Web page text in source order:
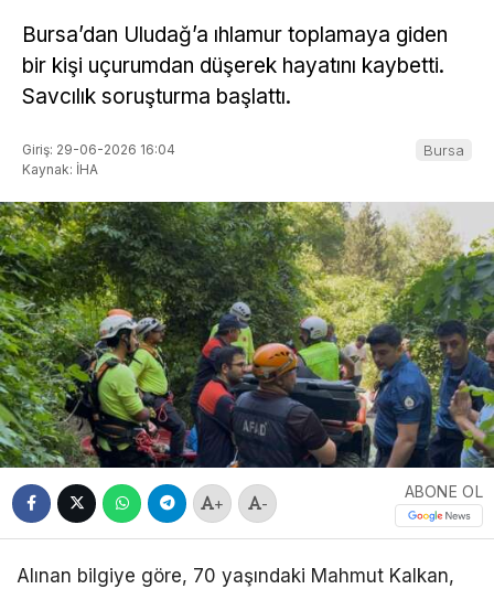
Bursa’dan Uludağ’a ıhlamur toplamaya giden
bir kişi uçurumdan düşerek hayatını kaybetti.
Savcılık soruşturma başlattı.
Giriş: 29-06-2026 16:04
Kaynak: İHA
Bursa
+ -
ABONE OL
Alınan bilgiye göre, 70 yaşındaki Mahmut Kalkan,